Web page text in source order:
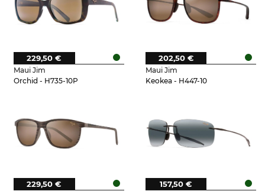
Maui Jim
Orchid - H735-10P
229,50 €
Maui Jim
Keokea - H447-10
202,50 €
229,50 € 157,50 €